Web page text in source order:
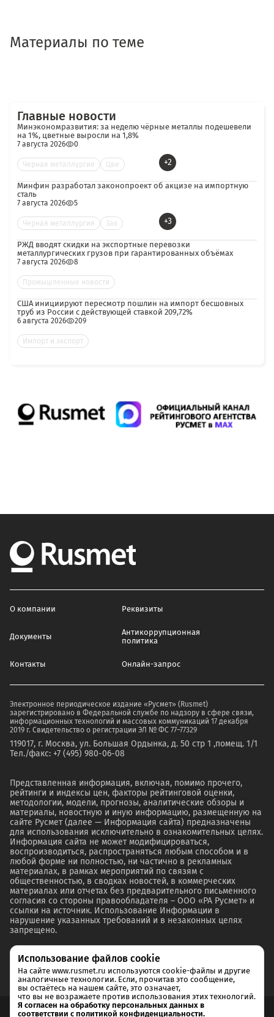
Материалы по теме
Главные новости
Минэкономразвития: за неделю чёрные металлы подешевели
на 1%, цветные выросли на 1,8%
7 августа 2026 0
Черная металлургия Цве +2
Минфин разработал законопроект об акцизе на импортную
сталь
7 августа 2026 5
Черная металлургия Зак +3
РЖД вводят скидки на экспортные перевозки
металлургических грузов при гарантированных объёмах
7 августа 2026 8
Промышленные новости
США инициируют пересмотр пошлин на импорт бесшовных
труб из России с действующей ставкой 209,72%
6 августа 2026 209
Импорт и экспорт
О компании Реквизиты
Документы
Антикоррупционная
политика
Контакты Онлайн-запрос
Электронное периодическое издание «Русмет» (Rusmet)
зарегистрировано в Федеральной службе по надзору в сфере связи,
информационных технологий и массовых коммуникаций 17 декабря
2019 г. Свидетельство о регистрации ЭЛ № ФС 77–77329
119017, г. Москва, ул. Большая Ордынка, д. 50 стр 1 ,помещ. 1/1
Тел./факс: +7 (495) 980-06-08
Представленная информация, включая, помимо прочего,
рейтинги и индексы цен, факторы рейтинговой оценки,
методологии, модели, прогнозы, аналитические обзоры и
материалы, новостную и иную информацию, размещенную на
сайте Русмет (далее — Информация сайта) предназначены
для использования исключительно в ознакомительных целях.
Информация сайта не может модифицироваться,
воспроизводиться, распространяться любым способом и в
любой форме ни полностью, ни частично в рекламных
материалах, в рамках мероприятий по связям с
общественностью, в сводках новостей, в коммерческих
материалах или отчетах без предварительного письменного
согласия со стороны правообладателя – ООО «РА Русмет» и
ссылки на источник. Использование Информации в
нарушение указанных требований и в незаконных целях
запрещено.
Согласие на обработку и хранение персональных данных
Использование файлов cookie
На сайте www.rusmet.ru используются cookie-файлы и другие
аналогичные технологии. Если, прочитав это сообщение,
вы остаётесь на нашем сайте, это означает,
что вы не возражаете против использования этих технологий.
Я согласен на обработку персональных данных в
соответствии с политикой конфиденциальности.